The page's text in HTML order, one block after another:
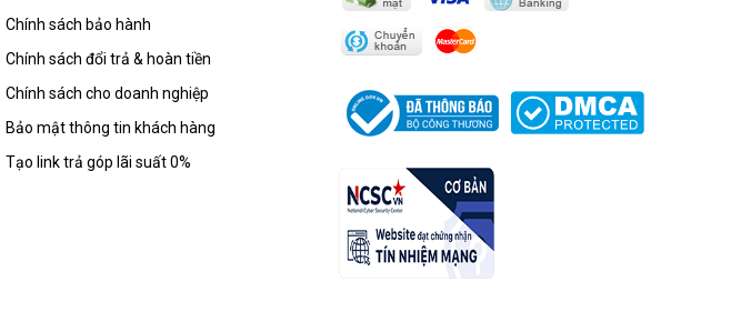
Chính sách bảo hành
Chính sách đổi trả & hoàn tiền
Chính sách cho doanh nghiệp
Bảo mật thông tin khách hàng
Tạo link trả góp lãi suất 0%